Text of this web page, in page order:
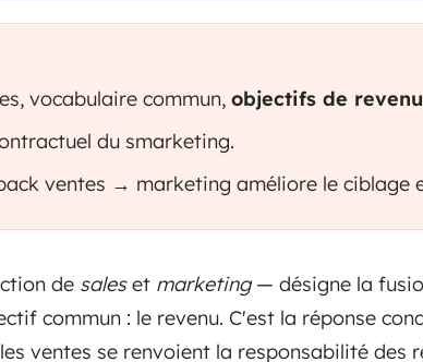
vocabulaire commun, objectifs de
du smarketing.
ventes → marketing améliore le ciblage
de saleset marketing— désigne la
commun : le revenu. C'est la réponse
ventes se renvoient la responsabilité des